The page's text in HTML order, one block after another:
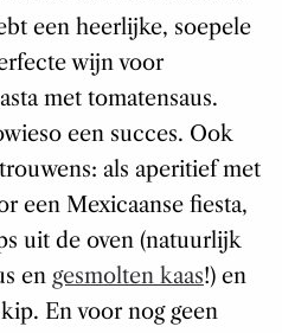
een heerlijke, soepele
wijn voor
met tomatensaus.
een succes. Ook
als aperitief met
een Mexicaanse fiesta,
uit de oven (natuurlijk
en gesmolten kaas!) en
En voor nog geen